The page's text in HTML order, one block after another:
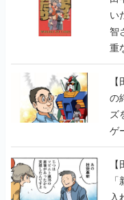
い
智
重
の
ズ
ゲ
【
入